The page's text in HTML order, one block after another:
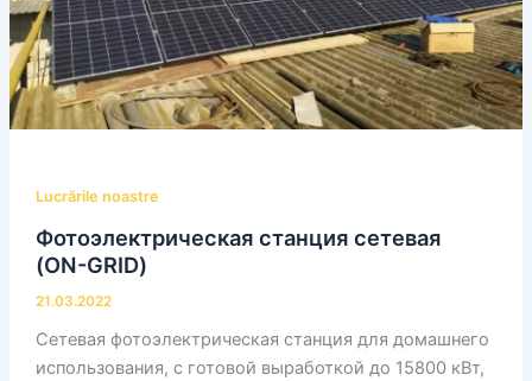
Lucrările noastre
Фотоэлектрическая станция сетевая
(ON-GRID)
21.03.2022
Сетевая фотоэлектрическая станция для домашнего
использования, с готовой выработкой до 15800 кВт,